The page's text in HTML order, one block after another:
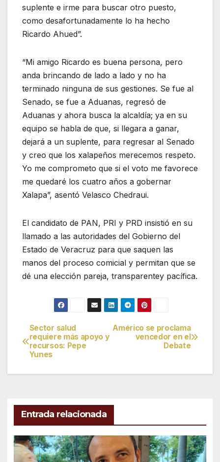
suplente e irme para buscar otro puesto,
como desafortunadamente lo ha hecho
Ricardo Ahued”.
“Mi amigo Ricardo es buena persona, pero
anda brincando de lado a lado y no ha
terminado ninguna de sus gestiones. Se fue al
Senado, se fue a Aduanas, regresó de
Aduanas y ahora busca la alcaldía; ya en su
equipo se habla de que, si llegara a ganar,
dejará a un suplente, para regresar al Senado
y creo que los xalapeños merecemos respeto.
Yo me comprometo que si el voto me favorece
me quedaré los cuatro años a gobernar
Xalapa”, asentó Velasco Chedraui.
El candidato de PAN, PRI y PRD insistió en su
llamado a las autoridades del Gobierno del
Estado de Veracruz para que saquen las
manos del proceso comicial y permitan que se
dé una elección pareja, transparentey pacífica.
Navegación
de
entradas
Américo se proclama
vencedor en el
Debate
Sector salud
requiere más apoyo y
recursos: Pepe
Yunes
Entrada relacionada